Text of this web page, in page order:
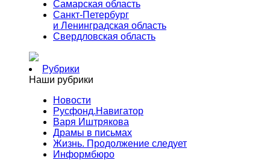
Самарская область
Санкт-Петербург
и Ленинградская область
Свердловская область
Рубрики
Наши рубрики
Новости
Русфонд.Навигатор
Варя Иштрякова
Драмы в письмах
Жизнь. Продолжение следует
Информбюро